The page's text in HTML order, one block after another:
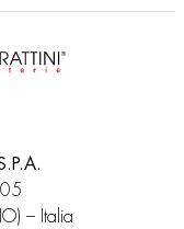
– Italia